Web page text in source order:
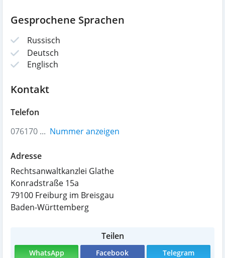
Gesprochene Sprachen
Russisch
Deutsch
Englisch
Kontakt
Telefon
076170 ... Nummer anzeigen
Adresse
Rechtsanwaltkanzlei Glathe
Konradstraße 15a
79100 Freiburg im Breisgau
Baden-Württemberg
Teilen
WhatsApp Facebook
Telegram